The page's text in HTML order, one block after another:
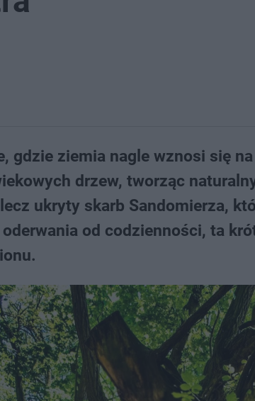
gdzie ziemia nagle wznosi się
drzew, tworząc
ukryty skarb Sandomierza,
od codzienności, ta